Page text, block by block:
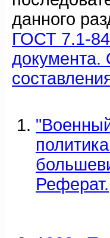
данного
ГОСТ 7.1-
документа.
Реферат.